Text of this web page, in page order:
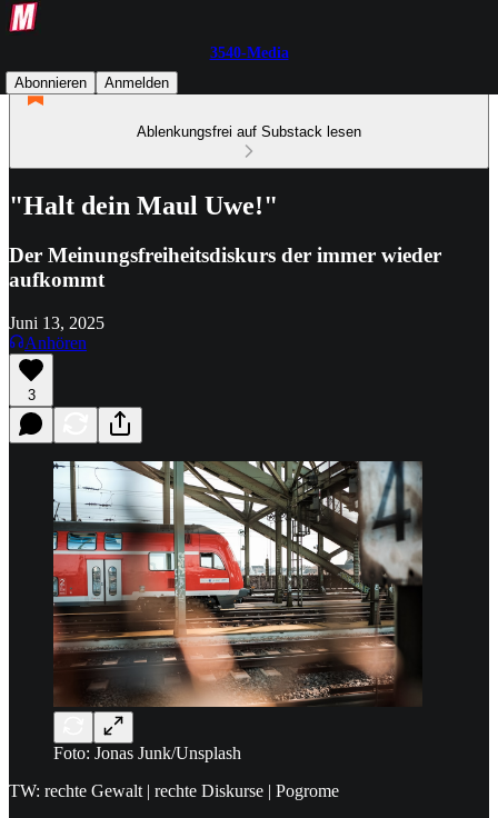
3540-Media
Abonnieren
Anmelden
Ablenkungsfrei auf Substack lesen
"Halt dein Maul Uwe!"
Der Meinungsfreiheitsdiskurs der immer wieder
aufkommt
Juni 13, 2025
Anhören
3
Foto: Jonas Junk/Unsplash
TW: rechte Gewalt | rechte Diskurse | Pogrome